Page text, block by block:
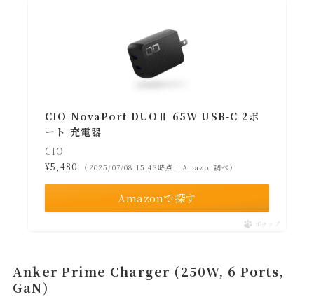
CIO NovaPort DUOⅡ 65W USB-C 2ポ
ート 充電器
CIO
¥5,480
（2025/07/08 15:43時点 | Amazon調べ）
Amazonで探す
ポチップ
Anker Prime Charger (250W, 6 Ports,
GaN)